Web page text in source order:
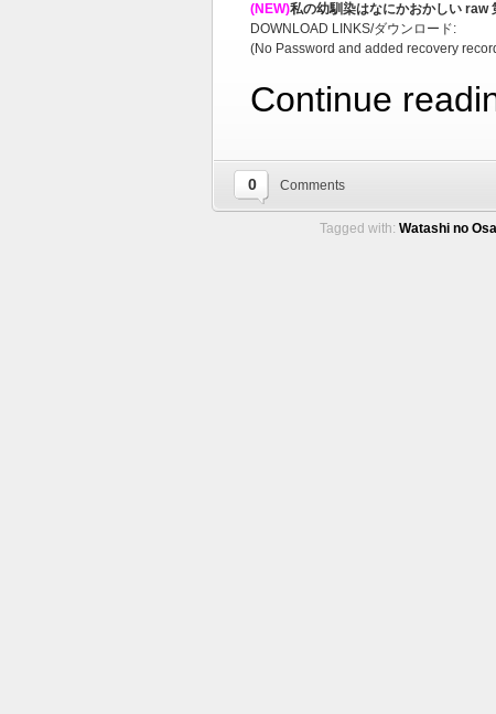
(NEW)私の幼馴染はなにかおかしい raw
DOWNLOAD LINKS/ダウンロード:
(No Password and added recovery
Continue
0 Comments
Tagged with: Watashi no